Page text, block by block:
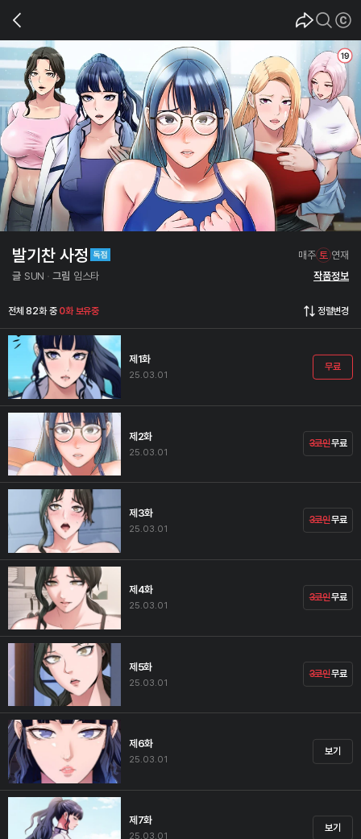
매주 토 연재
발기찬 사정
글 SUN 그림 임스타 작품정보
전체 82화 중 0화 보유중 정렬변경
제1화
25.03.01
무료
제2화
25.03.01
3코인무료
제3화
25.03.01
3코인무료
제4화
25.03.01
3코인무료
제5화
25.03.01
3코인무료
제6화
25.03.01
보기
제7화
25.03.01
보기